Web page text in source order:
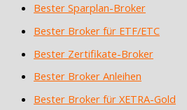
Bester Sparplan-Broker
Bester Broker für ETF/ETC
Bester Zertifikate-Broker
Bester Broker Anleihen
Bester Broker für XETRA-Gold